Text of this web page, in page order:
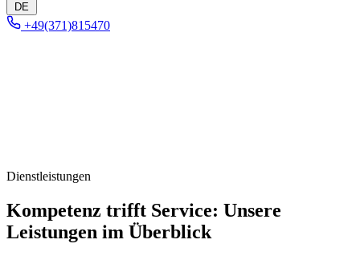
DE
+49(371)815470
Dienstleistungen
Kompetenz trifft Service: Unsere
Leistungen im Überblick